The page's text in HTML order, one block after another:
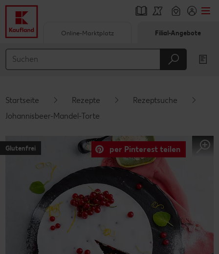
Hauptinhalt
Schwebender Seitenbereich
Online-Marktplatz Filial-Angebote
Startseite Rezepte
Rezeptsuche
Johannisbeer-Mandel-Torte
Glutenfrei per Pinterest teilen